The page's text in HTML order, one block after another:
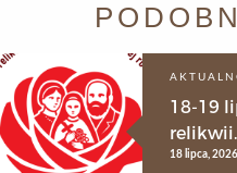
18-19
18 lipca, 2026